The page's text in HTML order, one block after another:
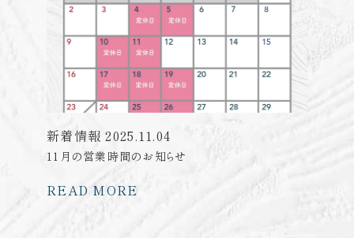
新着情報 2025.11.04
11月の営業時間のお知らせ
READ MORE